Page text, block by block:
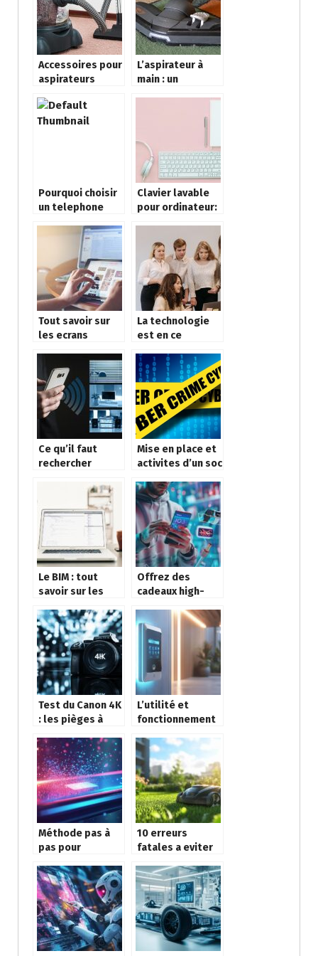
Accessoires pour
aspirateurs
L’aspirateur à
main : un
indispensable
Pourquoi choisir
un telephone
Clavier lavable
pour ordinateur:
Tout savoir sur
les ecrans
La technologie
est en ce
indispensable
Ce qu’il faut
rechercher
choisissez un
fournisseur
d’accès à
Internet
Mise en place et
activites d’un soc
Le BIM : tout
savoir sur les
d’utiliser cette
technologie en
construction
Offrez des
cadeaux high-
smartphone
tendance pour la
fête des pères
Test du Canon 4K
: les pièges à
réussir vos
premières
photos
L’utilité et
fonctionnement
Comment
sécuriser
efficacement
votre entrée
Méthode pas à
pas pour
Factory Reset ou
Wipe data sur
votre appareil
Android
10 erreurs
fatales a eviter
robot tondeuse
a prix bas